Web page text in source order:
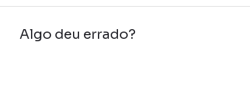
Algo deu errado?